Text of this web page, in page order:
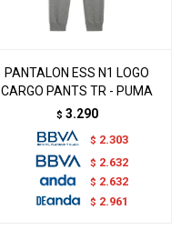
PANTALON ESS N1 LOGO
CARGO PANTS TR - PUMA
$ 3.290
$ 2.303
$ 2.632
$ 2.632
$ 2.961